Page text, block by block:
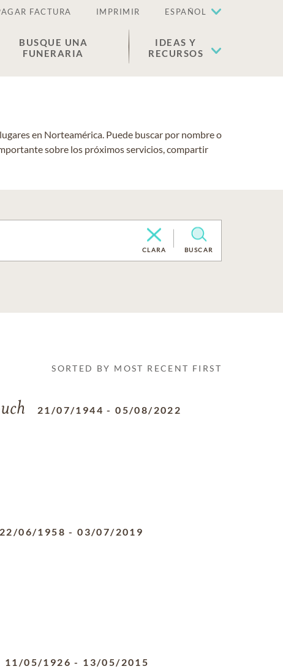
FACTURA IMPRIMIR ESPAÑOL
BUSQUE UNA
FUNERARIA
IDEAS Y
RECURSOS
en Norteamérica. Puede buscar por nombre o
sobre los próximos servicios, compartir
CLARA BUSCAR
SORTED BY MOST RECENT FIRST
21/07/1944 -05/08/2022
22/06/1958 -03/07/2019
11/05/1926 - 13/05/2015